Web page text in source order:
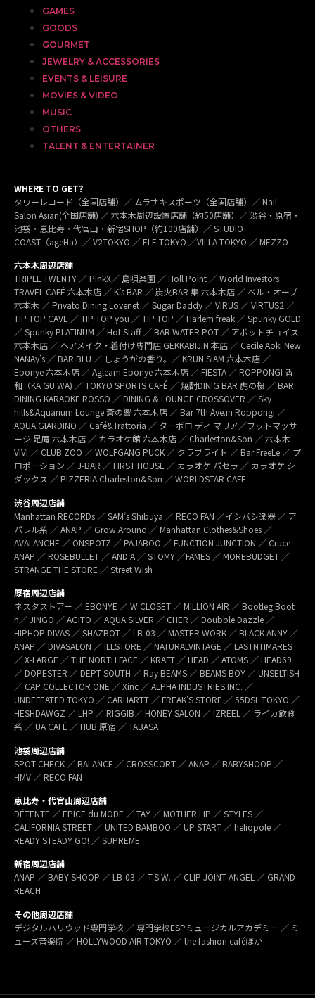
GAMES
GOODS
GOURMET
JEWELRY & ACCESSORIES
EVENTS & LEISURE
MOVIES & VIDEO
MUSIC
OTHERS
TALENT & ENTERTAINER
WHERE TO GET?
タワーレコード（全国店舗）／ ムラサキスポーツ（全国店舗）／ Nail
Salon Asian(全国店舗) ／ 六本木周辺設置店舗（約50店舗）／ 渋谷・原宿・
池袋・恵比寿・代官山・新宿SHOP（約100店舗）／ STUDIO
COAST（ageHa）／ V2TOKYO ／ ELE TOKYO ／VILLA TOKYO ／ MEZZO
六本木周辺店舗
TRIPLE TWENTY ／ PinkX／ 島唄楽園 ／ Holl Point ／ World Investors
TRAVEL CAFÉ 六本木店 ／ K’s BAR ／ 炭火BAR 集 六本木店 ／ ベル・オーブ
六本木 ／ Privato Dining Lovenet ／ Sugar Daddy ／ VIRUS ／ VIRTUS2 ／
TIP TOP CAVE ／ TIP TOP you ／ TIP TOP ／ Harlem freak ／ Spunky GOLD
／ Spunky PLATINUM ／ Hot Staff ／ BAR WATER POT ／ アボットチョイス
六本木店 ／ ヘアメイク・着付け専門店 GEKKABIJIN 本店 ／ Cecile Aoki New
NANAy’s ／ BAR BLU ／ しょうがの香り。／ KRUN SIAM 六本木店 ／
Ebonye 六本木店 ／ Agleam Ebonye 六本木店 ／ FIESTA ／ ROPPONGI 香
和（KA GU WA) ／ TOKYO SPORTS CAFÉ ／ 焼酎DINIG BAR 虎の桜 ／ BAR
DINING KARAOKE ROSSO ／ DINING & LOUNGE CROSSOVER ／ Sky
hills&Aquarium Lounge 蒼の響 六本木店 ／ Bar 7th Ave.in Roppongi ／
AQUA GIARDINO ／ Café&Trattoria ／ ターボロ ディ マリア／フットマッサ
ージ 足庵 六本木店 ／ カラオケ館 六本木店 ／ Charleston&Son ／ 六本木
VIVI ／ CLUB ZOO ／ WOLFGANG PUCK ／ クラブライト ／ Bar FreeLe ／ プ
ロポーション ／ J-BAR ／ FIRST HOUSE ／ カラオケ パセラ ／ カラオケ シ
ダックス ／ PIZZERIA Charleston&Son ／ WORLDSTAR CAFE
渋谷周辺店舗
Manhattan RECORDs ／ SAM’s Shibuya ／ RECO FAN ／イシバシ楽器 ／ ア
パレル系 ／ ANAP ／ Grow Around ／ Manhattan Clothes&Shoes ／
AVALANCHE ／ ONSPOTZ ／ PAJABOO ／ FUNCTION JUNCTION ／ Cruce
ANAP ／ ROSEBULLET ／ AND A ／ STOMY ／FAMES ／ MOREBUDGET ／
STRANGE THE STORE ／ Street Wish
原宿周辺店舗
ネスタストアー ／ EBONYE ／ W CLOSET ／ MILLION AIR ／ Bootleg Boot
h／ JINGO ／ AGITO ／ AQUA SILVER ／ CHER ／ Doubble Dazzle ／
HIPHOP DIVAS ／ SHAZBOT ／ LB-03 ／ MASTER WORK ／ BLACK ANNY ／
ANAP ／ DIVASALON ／ ILLSTORE ／ NATURALVINTAGE ／ LASTNTIMARES
／ X-LARGE ／ THE NORTH FACE ／ KRAFT ／ HEAD ／ ATOMS ／ HEAD69
／ DOPESTER ／ DEPT SOUTH ／ Ray BEAMS ／ BEAMS BOY ／ UNSELTISH
／ CAP COLLECTOR ONE ／ Xinc ／ ALPHA INDUSTRIES INC. ／
UNDEFEATED TOKYO ／ CARHARTT ／ FREAK’S STORE ／ 55DSL TOKYO ／
HESHDAWGZ ／ LHP ／ RIGGIB／ HONEY SALON ／ IZREEL ／ ライカ飲食
系 ／ UA CAFÉ ／ HUB 原宿 ／ TABASA
池袋周辺店舗
SPOT CHECK ／ BALANCE ／ CROSSCORT ／ ANAP ／ BABYSHOOP ／
HMV ／ RECO FAN
恵比寿・代官山周辺店舗
DÉTENTE ／ EPICE du MODE ／ TAY ／ MOTHER LIP ／ STYLES ／
CALIFORNIA STREET ／ UNITED BAMBOO ／ UP START ／ heliopole ／
READY STEADY GO! ／ SUPREME
新宿周辺店舗
ANAP ／ BABY SHOOP ／ LB-03 ／ T.S.W. ／ CLIP JOINT ANGEL ／ GRAND
REACH
その他周辺店舗
デジタルハリウッド専門学校 ／ 専門学校ESPミュージカルアカデミー ／ ミ
ューズ音楽院 ／ HOLLYWOOD AIR TOKYO ／ the fashion caféほか